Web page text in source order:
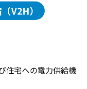
V2H）
住宅への電力供給機